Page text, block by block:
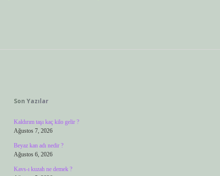
Son Yazılar
Kaldırım taşı kaç kilo gelir ?
Ağustos 7, 2026
Beyaz kan adı nedir ?
Ağustos 6, 2026
Kavs-ı kuzah ne demek ?